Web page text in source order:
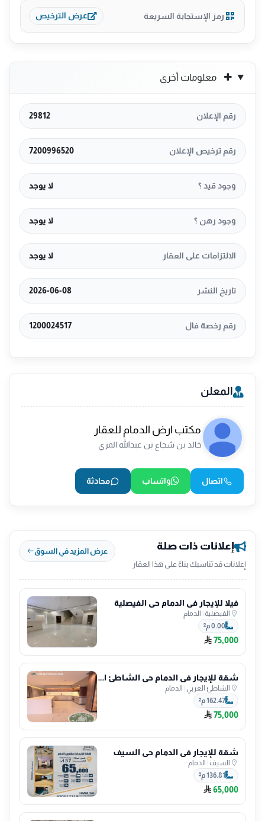
رمز الإستجابة السريعة عرض الترخيص
معلومات أخرى
رقم الإعلان 29812
رقم ترخيص الإعلان 7200996520
وجود قيد ؟ لا يوجد
وجود رهن ؟ لا يوجد
الالتزامات على العقار لا يوجد
تاريخ النشر 2026-06-08
رقم رخصة فال 1200024517
المعلن
مكتب ارض الدمام للعقار
خالد بن شجاع بن عبدالله المري
اتصال واتساب محادثة
إعلانات ذات صلة
إعلانات قد تناسبك بناءً على هذا العقار
عرض المزيد في السوق
فيلا للإيجار في الدمام حي الفيصلية
الفيصلية| الدمام
0.00 م²
75,000
شقة للإيجار في الدمام حي الشاطئ الغربي
الشاطئ الغربي | الدمام
162.47 م²
75,000
شقة للإيجار في الدمام حي السيف
السيف| الدمام
136.81 م²
65,000